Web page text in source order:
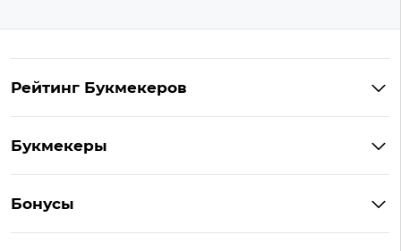
Рейтинг Букмекеров
Букмекеры c высокими коэффициентами
Букмекеры
Мелбет
Бонусы